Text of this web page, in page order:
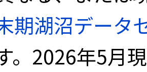
期湖沼データ
。2026年5月